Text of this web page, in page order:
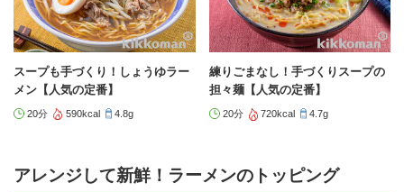
スープも手づくり！しょうゆラー
メン【人気の定番】
20分 590kcal 4.8g
練りごまなし！手づくりスープの
担々麺【人気の定番】
20分 720kcal 4.7g
アレンジして新鮮！ラーメンのトッピング